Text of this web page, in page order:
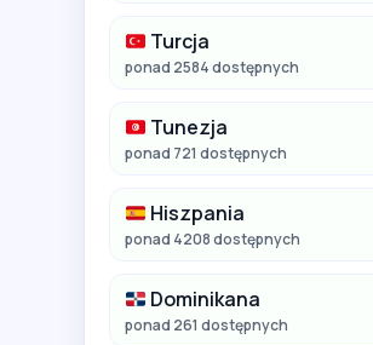
Turcja
ponad 2584 dostępnych
Tunezja
ponad 721 dostępnych
Hiszpania
ponad 4208 dostępnych
Dominikana
ponad 261 dostępnych